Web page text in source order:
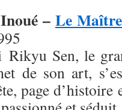
– Le
Rikyu Sen, le
de son art,
page